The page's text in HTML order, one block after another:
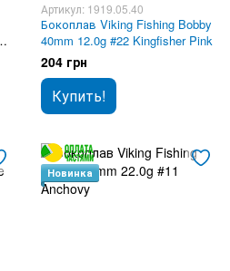
Артикул: 1919.05.40
Бокоплав Viking Fishing Bobby
40mm 12.0g #22 Kingfisher Pink
204 грн
Купить!
Новинка